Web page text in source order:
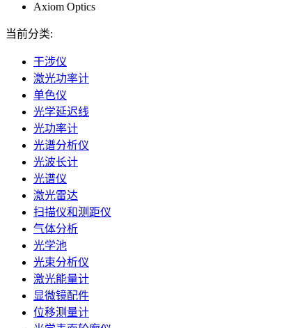
Axiom Optics
当前分类:
干涉仪
激光功率计
单色仪
光学延迟线
光功率计
光谱分析仪
光波长计
光谱仪
激光雷达
扫描仪和测距仪
气体分析
光学池
光束分析仪
激光能量计
显微镜配件
位移测量计